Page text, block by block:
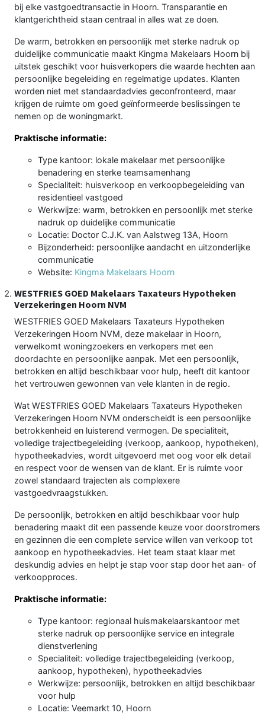
bij elke vastgoedtransactie in Hoorn. Transparantie en
klantgerichtheid staan centraal in alles wat ze doen.
De warm, betrokken en persoonlijk met sterke nadruk op
duidelijke communicatie maakt Kingma Makelaars Hoorn bij
uitstek geschikt voor huisverkopers die waarde hechten aan
persoonlijke begeleiding en regelmatige updates. Klanten
worden niet met standaardadvies geconfronteerd, maar
krijgen de ruimte om goed geïnformeerde beslissingen te
nemen op de woningmarkt.
Praktische informatie:
Type kantoor: lokale makelaar met persoonlijke
benadering en sterke teamsamenhang
Specialiteit: huisverkoop en verkoopbegeleiding van
residentieel vastgoed
Werkwijze: warm, betrokken en persoonlijk met sterke
nadruk op duidelijke communicatie
Locatie: Doctor C.J.K. van Aalstweg 13A, Hoorn
Bijzonderheid: persoonlijke aandacht en uitzonderlijke
communicatie
Website: Kingma Makelaars Hoorn
WESTFRIES GOED Makelaars Taxateurs Hypotheken
Verzekeringen Hoorn NVM
WESTFRIES GOED Makelaars Taxateurs Hypotheken
Verzekeringen Hoorn NVM, deze makelaar in Hoorn,
verwelkomt woningzoekers en verkopers met een
doordachte en persoonlijke aanpak. Met een persoonlijk,
betrokken en altijd beschikbaar voor hulp, heeft dit kantoor
het vertrouwen gewonnen van vele klanten in de regio.
Wat WESTFRIES GOED Makelaars Taxateurs Hypotheken
Verzekeringen Hoorn NVM onderscheidt is een persoonlijke
betrokkenheid en luisterend vermogen. De specialiteit,
volledige trajectbegeleiding (verkoop, aankoop, hypotheken),
hypotheekadvies, wordt uitgevoerd met oog voor elk detail
en respect voor de wensen van de klant. Er is ruimte voor
zowel standaard trajecten als complexere
vastgoedvraagstukken.
De persoonlijk, betrokken en altijd beschikbaar voor hulp
benadering maakt dit een passende keuze voor doorstromers
en gezinnen die een complete service willen van verkoop tot
aankoop en hypotheekadvies. Het team staat klaar met
deskundig advies en helpt je stap voor stap door het aan- of
verkoopproces.
Praktische informatie:
Type kantoor: regionaal huismakelaarskantoor met
sterke nadruk op persoonlijke service en integrale
dienstverlening
Specialiteit: volledige trajectbegeleiding (verkoop,
aankoop, hypotheken), hypotheekadvies
Werkwijze: persoonlijk, betrokken en altijd beschikbaar
voor hulp
Locatie: Veemarkt 10, Hoorn